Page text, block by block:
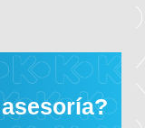
asesoría?